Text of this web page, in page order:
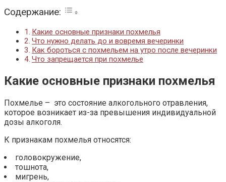
Содержание:
Какие основные признаки похмелья
Что нужно делать до и вовремя вечеринки
Как бороться с похмельем на утро после вечеринки
Что запрещается при похмелье
Какие основные признаки похмелья
Похмелье – это состояние алкогольного отравления,
которое возникает из-за превышения индивидуальной
дозы алкоголя.
К признакам похмелья относятся:
головокружение,
тошнота,
мигрень,